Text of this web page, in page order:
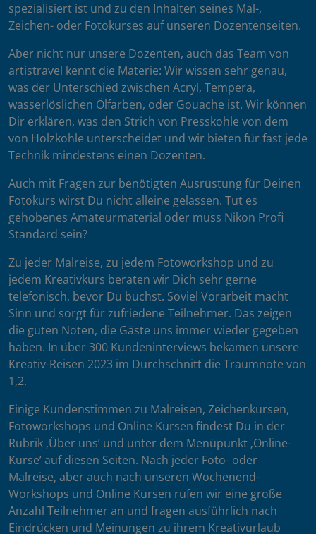
spezialisiert ist und zu den Inhalten seines Mal-,
Zeichen- oder Fotokurses auf unseren Dozentenseiten.
Aber nicht nur unsere Dozenten, auch das Team von
artistravel kennt die Materie: Wir wissen sehr genau,
was der Unterschied zwischen Acryl, Tempera,
wasserlöslichen Ölfarben, oder Gouache ist. Wir können
Dir erklären, was den Strich von Presskohle von dem
von Holzkohle unterscheidet und wir bieten für fast jede
Technik mindestens einen Dozenten.
Auch mit Fragen zur benötigten Ausrüstung für Deinen
Fotokurs wirst Du nicht alleine gelassen. Tut es
gehobenes Amateurmaterial oder muss Nikon Profi
Standard sein?
Zu jeder Malreise, zu jedem Fotoworkshop und zu
jedem Kreativkurs beraten wir Dich sehr gerne
telefonisch, bevor Du buchst. Soviel Vorarbeit macht
Sinn und sorgt für zufriedene Teilnehmer. Das zeigen
die guten Noten, die Gäste uns immer wieder gegeben
haben. In über 300 Kundeninterviews bekamen unsere
Kreativ-Reisen 2023 im Durchschnitt die Traumnote von
1,2.
Einige Kundenstimmen zu Malreisen, Zeichenkursen,
Fotoworkshops und Online Kursen findest Du in der
Rubrik ‚Über uns’ und unter dem Menüpunkt ‚Online-
Kurse’ auf diesen Seiten. Nach jeder Foto- oder
Malreise, aber auch nach unseren Wochenend-
Workshops und Online Kursen rufen wir eine große
Anzahl Teilnehmer an und fragen ausführlich nach
Eindrücken und Meinungen zu ihrem Kreativurlaub